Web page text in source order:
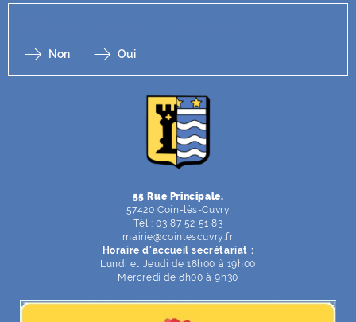
Non Oui
55 Rue Principale,
57420 Coin-lès-Cuvry
Tél : 03 87 52 51 83
mairie@coinlescuvry.fr
Horaire d'accueil secrétariat :
Lundi et Jeudi de 18h00 à 19h00
Mercredi de 8h00 à 9h30